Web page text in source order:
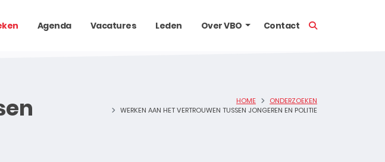
Agenda Vacatures Leden Over VBO Contact
HOME
ONDERZOEKEN
WERKEN AAN HET VERTROUWEN TUSSEN JONGEREN EN POLITIE